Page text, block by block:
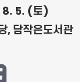
5. (토)
, 담작은도서관